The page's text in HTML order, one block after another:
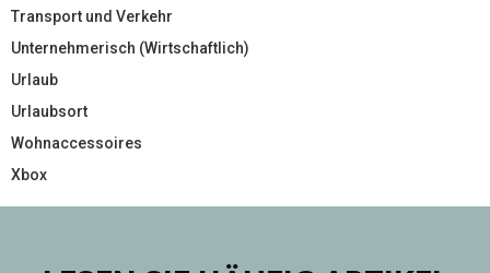
Transport und Verkehr
Unternehmerisch (Wirtschaftlich)
Urlaub
Urlaubsort
Wohnaccessoires
Xbox